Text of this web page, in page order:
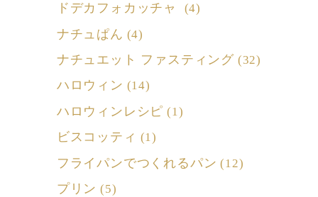
ドデカフォカッチャ (4)
ナチュぱん (4)
ナチュエット ファスティング (32)
ハロウィン (14)
ハロウィンレシピ (1)
ビスコッティ (1)
フライパンでつくれるパン (12)
プリン (5)